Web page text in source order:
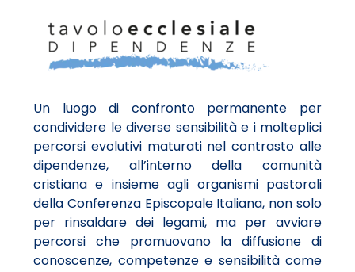
Un luogo di confronto permanente per
condividere le diverse sensibilità e i molteplici
percorsi evolutivi maturati nel contrasto alle
dipendenze, all’interno della comunità
cristiana e insieme agli organismi pastorali
della Conferenza Episcopale Italiana, non solo
per rinsaldare dei legami, ma per avviare
percorsi che promuovano la diffusione di
conoscenze, competenze e sensibilità come